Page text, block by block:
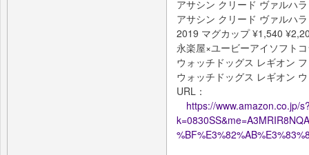
アサシン クリード ヴァルハ
アサシン クリード ヴァルハ
2019 マグカップ ¥1,540
永楽屋×ユービーアイソフト
ウォッチドッグス レギオン
ウォッチドッグス レギオン
URL：
https://www.amazon.co.jp/